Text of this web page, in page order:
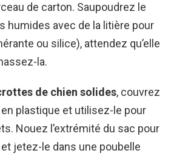
de carton. Saupoudrez le
humides avec de la litière pour
ou silice), attendez qu’elle
la.
de chien solides, couvrez
en plastique et utilisez-le pour
Nouez l’extrémité du sac pour
jetez-le dans une poubelle